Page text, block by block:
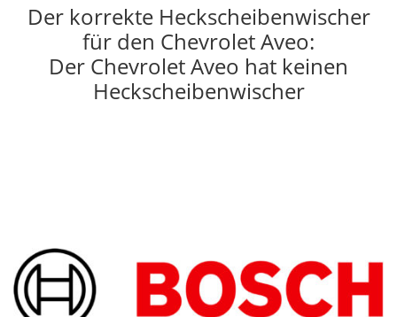
Der korrekte Heckscheibenwischer
für den Chevrolet Aveo:
Der Chevrolet Aveo hat keinen
Heckscheibenwischer